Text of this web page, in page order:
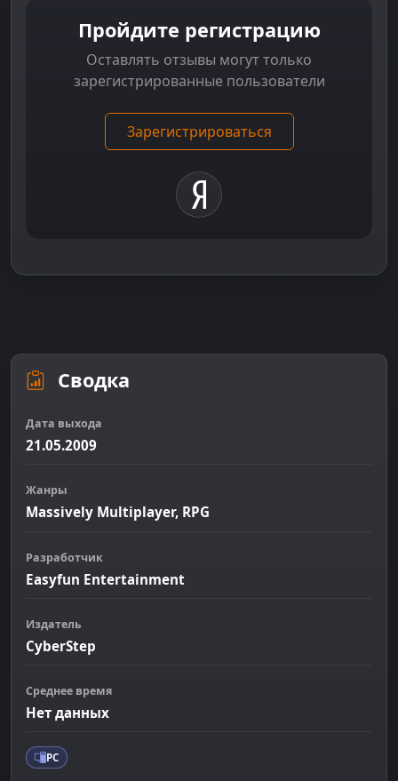
Пройдите регистрацию
Оставлять отзывы могут только
зарегистрированные пользователи
Зарегистрироваться
Сводка
Дата выхода
21.05.2009
Жанры
Massively Multiplayer, RPG
Разработчик
Easyfun Entertainment
Издатель
CyberStep
Среднее время
Нет данных
PC